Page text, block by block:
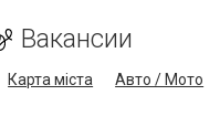
Вакансии
Карта міста Авто / Мото